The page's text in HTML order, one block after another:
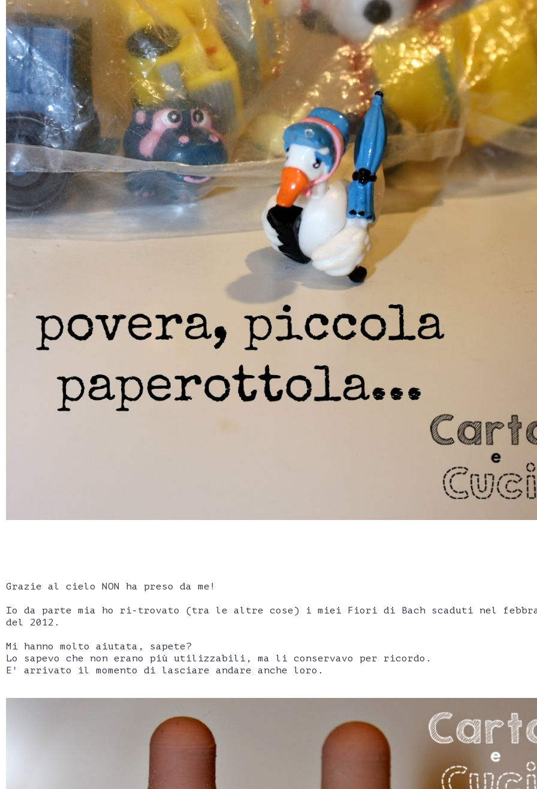
Grazie al cielo NON ha preso da me!
Io da parte mia ho ri-trovato (tra le altre cose) i miei Fiori di Bach scaduti nel
del 2012.
Mi hanno molto aiutata, sapete?
Lo sapevo che non erano più utilizzabili, ma li conservavo per ricordo.
E' arrivato il momento di lasciare andare anche loro.